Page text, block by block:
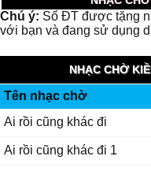
Chú ý: Số ĐT được tặng
với bạn và đang sử dụng
NHẠC CHỜ
Tên nhạc chờ
Ai rồi cũng khác đi
Ai rồi cũng khác đi 1